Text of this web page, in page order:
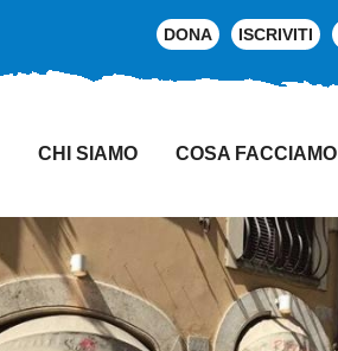
DONA ISCRIVITI
CHI SIAMO COSA FACCIAMO